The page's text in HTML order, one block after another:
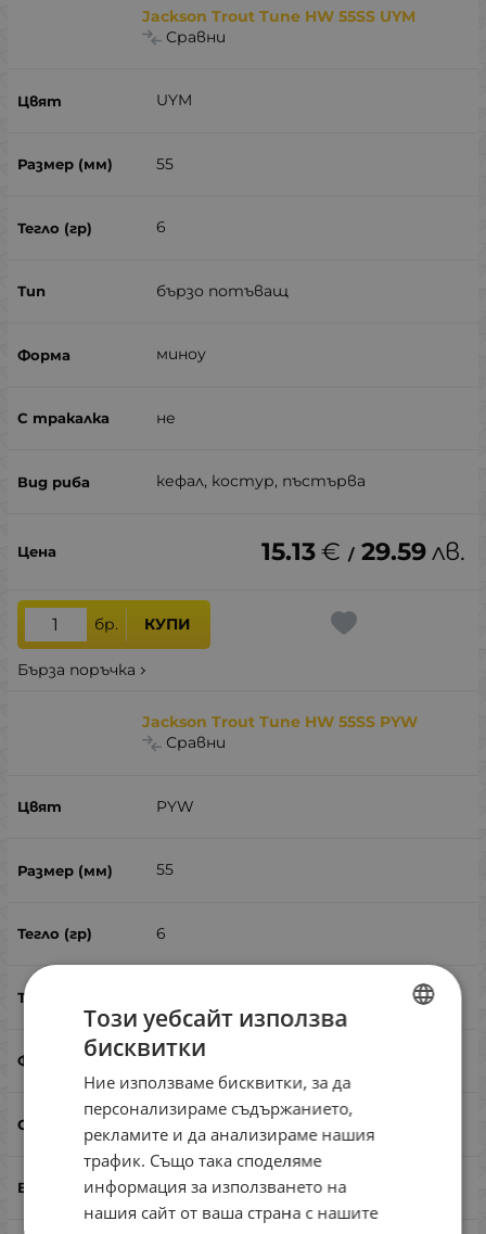
Jackson Trout Tune HW 55SS UYM
Сравни
UYM
55
6
бързо потъващ
миноу
не
кефал, костур, пъстърва
15.13€ / 29.59лв.
бр. КУПИ
Бърза поръчка
Jackson Trout Tune HW 55SS PYW
Сравни
PYW
55
6
миноу
кефал, костур, пъстърва
Този уебсайт използва
бисквитки
Ние използваме бисквитки, за да
персонализираме съдържанието,
рекламите и да анализираме нашия
трафик. Също така споделяме
информация за използването на
нашия сайт от ваша страна с нашите